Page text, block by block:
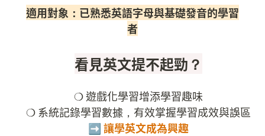
適用對象：已熟悉英語字母與基礎發音的學習
者
看見英文提不起勁？
❍ 遊戲化學習增添學習趣味
➡️ 讓學英文成為興趣